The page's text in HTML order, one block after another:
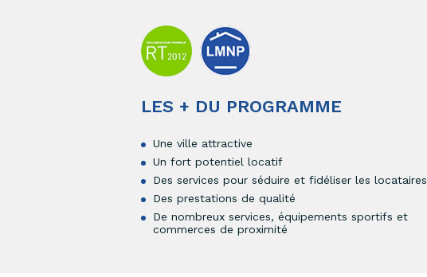
LES + DU PROGRAMME
Une ville attractive
Un fort potentiel locatif
Des services pour séduire et fidéliser les locataires
Des prestations de qualité
De nombreux services, équipements sportifs et
commerces de proximité